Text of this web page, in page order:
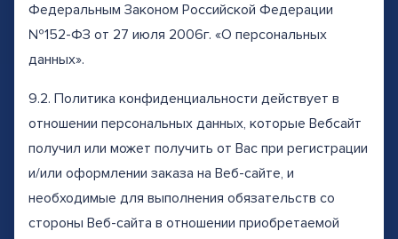
Федеральным Законом Российской Федерации
№152-ФЗ от 27 июля 2006г. «О персональных
данных».
9.2. Политика конфиденциальности действует в
отношении персональных данных, которые Вебсайт
получил или может получить от Вас при регистрации
и/или оформлении заказа на Веб-сайте, и
необходимые для выполнения обязательств со
стороны Веб-сайта в отношении приобретаемой